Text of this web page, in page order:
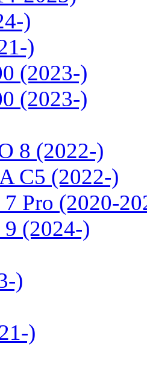
)
)
(2023-)
(2023-)
8 (2022-)
C5 (2022-)
Pro (2020-
(2024-)
)
)